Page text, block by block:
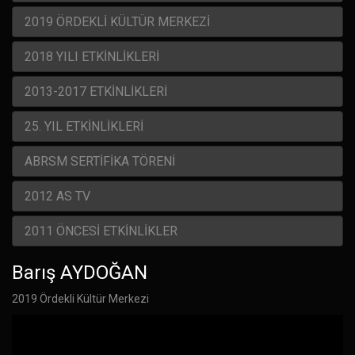
2019 ÖRDEKLİ KÜLTÜR MERKEZİ
2018 YILI ETKİNLİKLERİ
2013-2017 ETKİNLİKLERİ
25. YIL ETKİNLİKLERİ
ABRSM SERTİFİKA TÖRENİ
2012 AS TV
2011 ÖNCESİ ETKİNLİKLER
Barış AYDOĞAN
2019 Ördekli Kültür Merkezi